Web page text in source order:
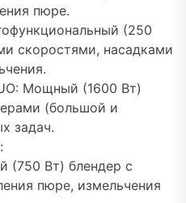
пюре.
(250
скоростями, насадками
Мощный (1600 Вт)
(большой и
задач.
(750 Вт) блендер с
пюре, измельчения